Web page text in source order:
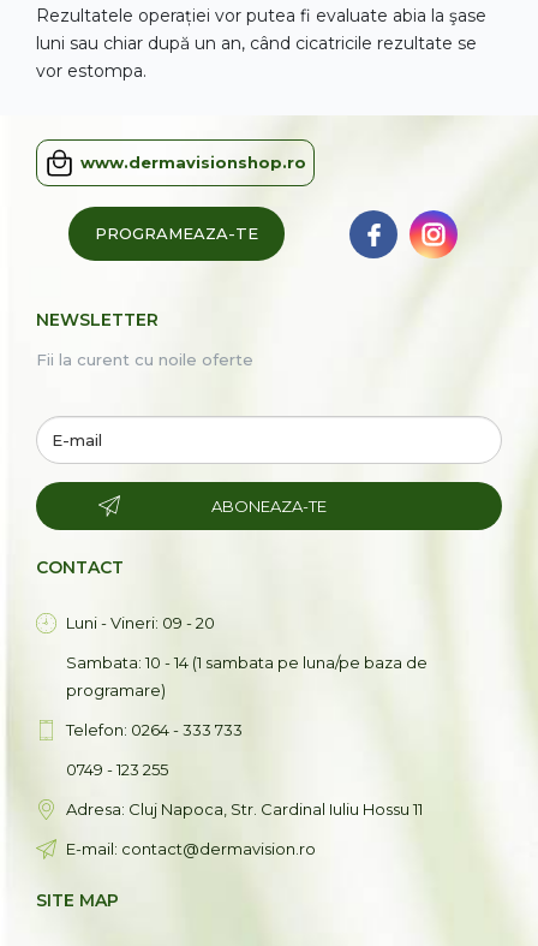
Rezultatele operației vor putea fi evaluate abia la şase
luni sau chiar după un an, când cicatricile rezultate se
vor estompa.
www.dermavisionshop.ro
PROGRAMEAZA-TE
NEWSLETTER
Fii la curent cu noile oferte
ABONEAZA-TE
CONTACT
Luni - Vineri: 09 - 20
Sambata: 10 - 14 (1 sambata pe luna/pe baza de
programare)
Telefon: 0264 - 333 733
0749 - 123 255
Adresa: Cluj Napoca, Str. Cardinal Iuliu Hossu 11
E-mail: contact@dermavision.ro
SITE MAP